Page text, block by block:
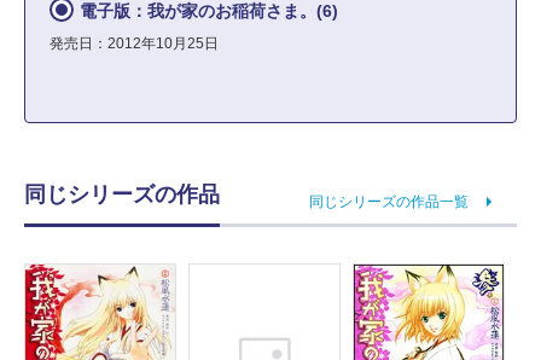
電子版：我が家のお稲荷さま。(6)
発売日：2012年10月25日
同じシリーズの作品 同じシリーズの作品一覧